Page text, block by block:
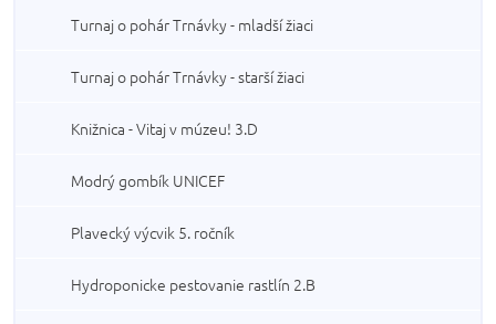
Turnaj o pohár Trnávky - mladší žiaci
Turnaj o pohár Trnávky - starší žiaci
Knižnica - Vitaj v múzeu! 3.D
Modrý gombík UNICEF
Plavecký výcvik 5. ročník
Hydroponicke pestovanie rastlín 2.B